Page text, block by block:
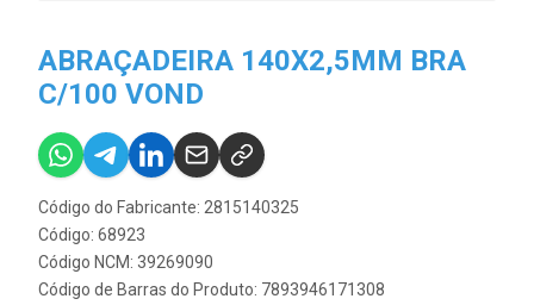
ABRAÇADEIRA 140X2,5MM BRA
C/100 VOND
Código do Fabricante: 2815140325
Código: 68923
Código NCM: 39269090
Código de Barras do Produto: 7893946171308